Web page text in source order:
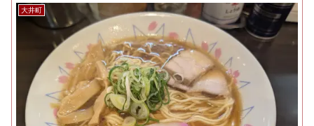
大井町